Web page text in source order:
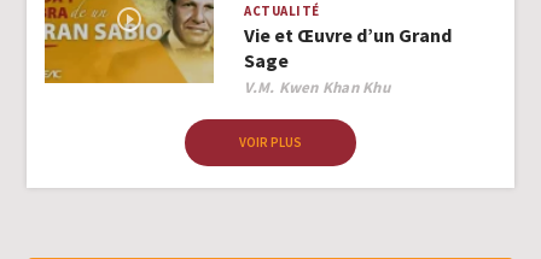
ACTUALITÉ
Vie et Œuvre d’un Grand
Sage
Author
V.M. Kwen Khan Khu
VOIR PLUS